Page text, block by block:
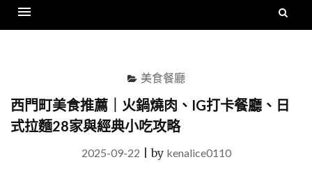
美食餐廳
西門町美食推薦｜火鍋燒肉、IG打卡餐廳、日
式拉麵28家與經典小吃攻略
2025-09-22 |by kenalice0110